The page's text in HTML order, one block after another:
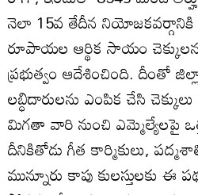
నెలా 15వ తేదీన నియోజకవర్గానికి
రూపాయల ఆర్థిక సాయం
ప్రభుత్వం ఆదేశించింది. దీంతో
లబ్ధిదారులను ఎంపిక చేసి
మిగతా వారి నుంచి ఎమ్మెల్యేలపై
దీనికితోడు గీత కార్మికులు,
మున్నూరు కాపు కులస్తులకు ఈ